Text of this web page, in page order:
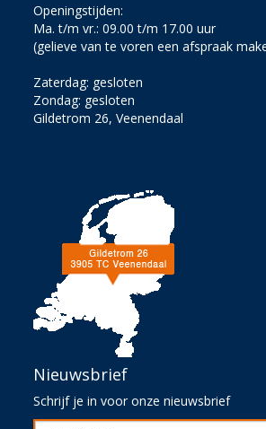
Openingstijden:
Ma. t/m vr.: 09.00 t/m 17.00 uur
(gelieve van te voren een afspraak
Zaterdag: gesloten
Zondag: gesloten
Gildetrom 26, Veenendaal
Nieuwsbrief
Schrijf je in voor onze nieuwsbrief